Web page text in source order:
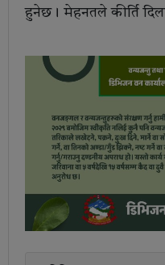
हुनेछ। मेहनतले कीर्ति